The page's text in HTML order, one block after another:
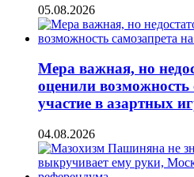
05.08.2026
Мера важная, но
оценили возможность
участие в азартных
04.08.2026